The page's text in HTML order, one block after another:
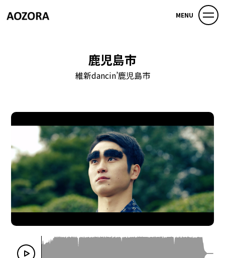
MENU
鹿児島市
維新dancin’鹿児島市